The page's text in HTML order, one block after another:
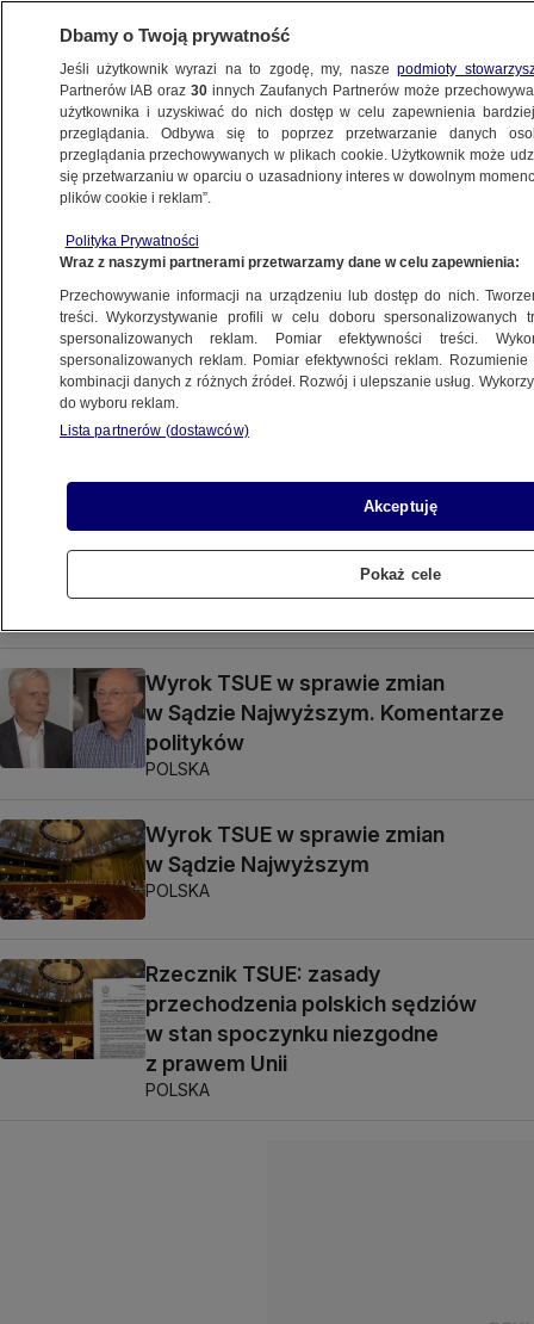
SPÓR O ZMIANY
W SĄDOWNICTWIE
Przewodniczący KRS Leszek Mazur
POLSKA
Prof. Andrzej Rzepliński o wyroku
TSUE w sprawie Sądu Najwyższego
Mikołaj Małecki i Ryszard Kalisz
Wyrok TSUE w sprawie zmian
w Sądzie Najwyższym. Komentarze
polityków
POLSKA
Wyrok TSUE w sprawie zmian
w Sądzie Najwyższym
POLSKA
Rzecznik TSUE: zasady
przechodzenia polskich sędziów
w stan spoczynku niezgodne
z prawem Unii
POLSKA
Dbamy o Twoją prywatność
Jeśli użytkownik wyrazi na to zgodę, my, naszepodmioty
Partnerów IAB oraz30 innych Zaufanych Partnerów może
użytkownika i uzyskiwać do nich dostęp w celu zapewnienia
przeglądania. Odbywa się to poprzez przetwarzanie danych
przeglądania przechowywanych w plikach cookie. Użytkownik może
się przetwarzaniu w oparciu o uzasadniony interes w dowolnym
plików cookie i reklam”.
Polityka Prywatności
Wraz z naszymi partnerami przetwarzamy dane w celu zapewnienia:
Przechowywanie informacji na urządzeniu lub dostęp do nich.
treści. Wykorzystywanie profili w celu doboru spersonalizowanych
spersonalizowanych reklam. Pomiar efektywności treści.
spersonalizowanych reklam. Pomiar efektywności reklam.
kombinacji danych z różnych źródeł. Rozwój i ulepszanie usług.
do wyboru reklam.
Lista partnerów (dostawców)
Akceptuję
Pokaż cele